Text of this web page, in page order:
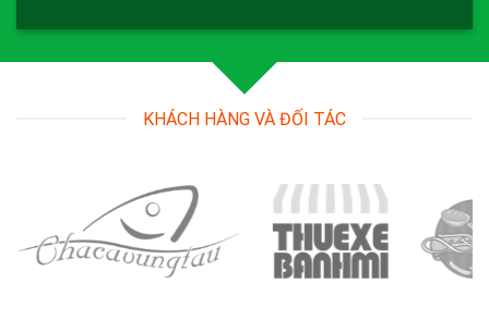
KHÁCH HÀNG VÀ ĐỐI TÁC